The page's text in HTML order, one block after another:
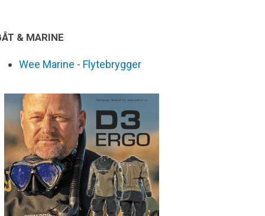
& MARINE
Wee Marine - Flytebrygger